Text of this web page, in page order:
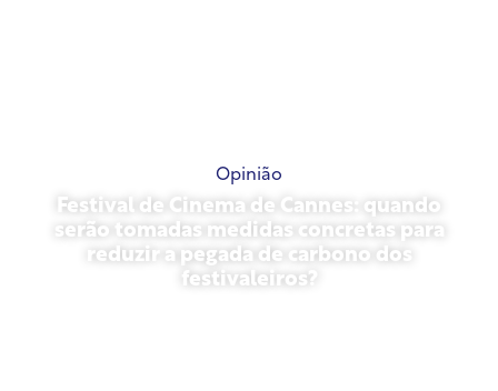
Opinião
Festival de Cinema de Cannes: quando
serão tomadas medidas concretas para
reduzir a pegada de carbono dos
festivaleiros?